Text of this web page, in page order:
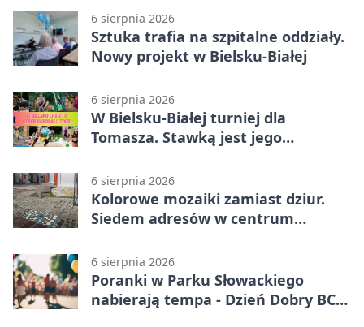
6 sierpnia 2026
Sztuka trafia na szpitalne oddziały.
Nowy projekt w Bielsku-Białej
6 sierpnia 2026
W Bielsku-Białej turniej dla
Tomasza. Stawką jest jego
6 sierpnia 2026
Kolorowe mozaiki zamiast dziur.
Siedem adresów w centrum
6 sierpnia 2026
Poranki w Parku Słowackiego
nabierają tempa - Dzień Dobry BCK